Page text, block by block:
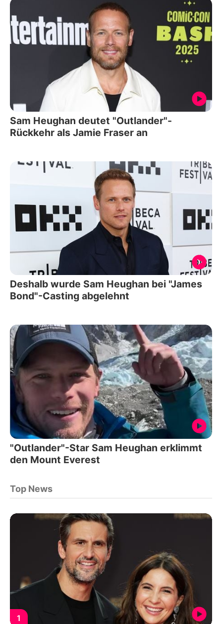
Sam Heughan deutet "Outlander"-
Rückkehr als Jamie Fraser an
Deshalb wurde Sam Heughan bei "James
Bond"-Casting abgelehnt
"Outlander"-Star Sam Heughan erklimmt
den Mount Everest
Top News
1